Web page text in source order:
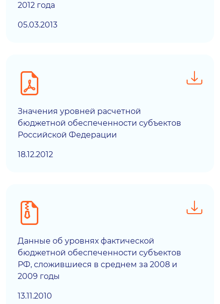
2012 года
05.03.2013
Значения уровней расчетной
бюджетной обеспеченности субъектов
Российской Федерации
18.12.2012
Данные об уровнях фактической
бюджетной обеспеченности субъектов
РФ, сложившиеся в среднем за 2008 и
2009 годы
13.11.2010